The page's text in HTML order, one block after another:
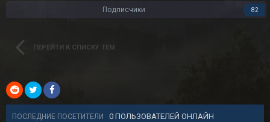
Подписчики 82
ПЕРЕЙТИ К СПИСКУ ТЕМ
ПОСЛЕДНИЕ ПОСЕТИТЕЛИ 0 ПОЛЬЗОВАТЕЛЕЙ ОНЛАЙН